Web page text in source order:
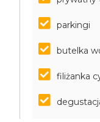
parkingi
butelka
filiżanka